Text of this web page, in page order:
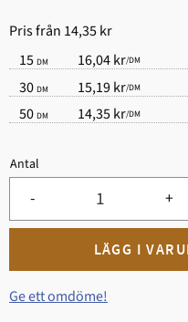
Pris från 14,35 kr
15 DM 16,04 kr/DM
30 DM 15,19 kr/DM
50 DM 14,35 kr/DM
Antal
+
-
Ge ett omdöme!